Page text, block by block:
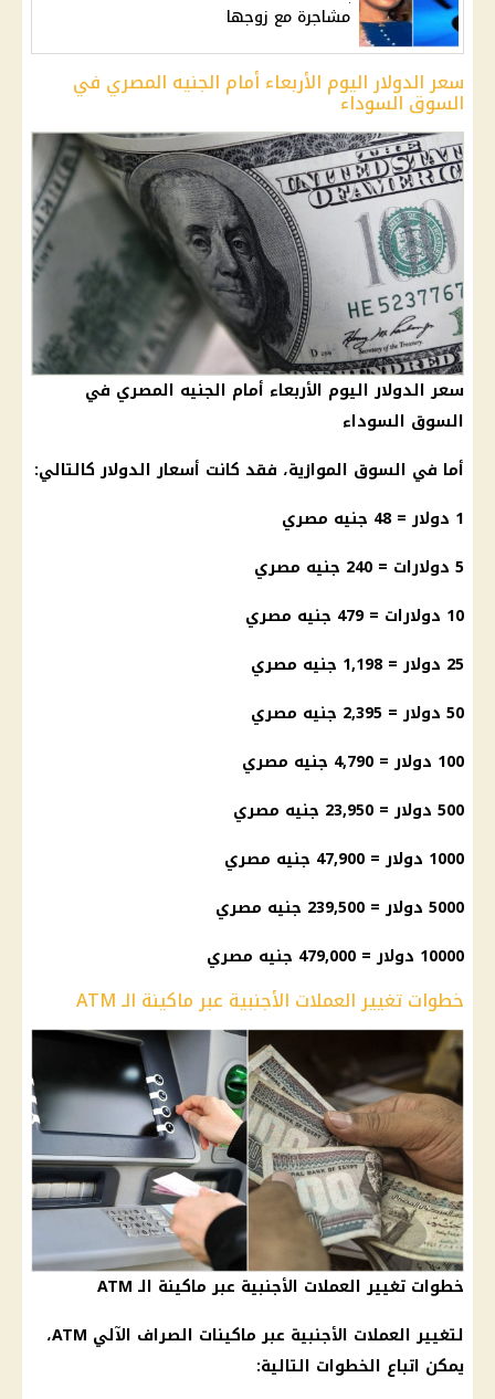
مشاجرة مع زوجها
سعر الدولار اليوم الأربعاء أمام الجنيه المصري في
السوق السوداء
سعر الدولار اليوم الأربعاء أمام الجنيه المصري في
السوق السوداء
أما في السوق الموازية، فقد كانت أسعار الدولار كالتالي:
1 دولار = 48 جنيه مصري
5 دولارات = 240 جنيه مصري
10 دولارات = 479 جنيه مصري
25 دولار = 1,198 جنيه مصري
50 دولار = 2,395 جنيه مصري
100 دولار = 4,790 جنيه مصري
500 دولار = 23,950 جنيه مصري
1000 دولار = 47,900 جنيه مصري
5000 دولار = 239,500 جنيه مصري
10000 دولار = 479,000 جنيه مصري
خطوات تغيير العملات الأجنبية عبر ماكينة الـ ATM
خطوات تغيير العملات الأجنبية عبر ماكينة الـ ATM
لتغيير العملات الأجنبية عبر ماكينات الصراف الآلي ATM،
يمكن اتباع الخطوات التالية: